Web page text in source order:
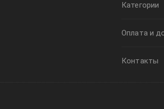
Категории
Оплата и
Контакты